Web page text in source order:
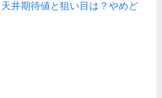
天井期待値と狙い目は？やめど